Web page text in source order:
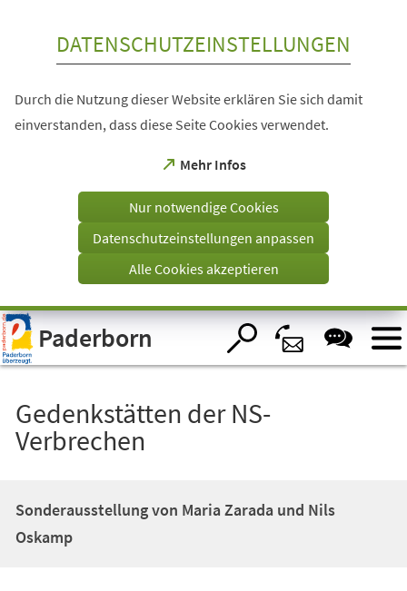
Visuelle
Assistenzsoftware
öffnen.
DATENSCHUTZEINSTELLUNGEN
Durch die Nutzung dieser Website erklären Sie sich damit
einverstanden, dass diese Seite Cookies verwendet.
Mehr Infos
(Öffnet
einem
Tab)
Nur notwendige Cookies
Datenschutzeinstellungen anpassen
Alle Cookies akzeptieren
Paderborn
Gedenkstätten der NS-
Verbrechen
Sonderausstellung von Maria Zarada und Nils
Oskamp